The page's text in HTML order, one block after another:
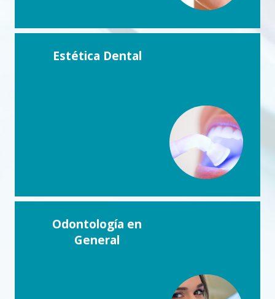
Estética Dental
Odontología en
General